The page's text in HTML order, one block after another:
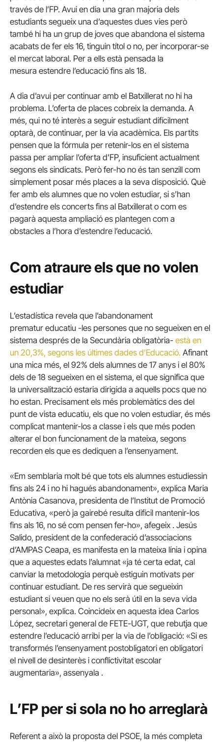
través de l’FP. Avui en dia una gran majoria dels
estudiants segueix una d’aquestes dues vies però
també hi ha un grup de joves que abandona el sistema
acabats de fer els 16, tinguin títol o no, per incorporar-se
el mercat laboral. Per a ells està pensada la
mesura estendre l’educació fins als 18.
A dia d’avui per continuar amb el Batxillerat no hi ha
problema. L’oferta de places cobreix la demanda. A
més, qui no té interès a seguir estudiant difícilment
optarà, de continuar, per la via acadèmica. Els partits
pensen que la fórmula per retenir-los en el sistema
passa per ampliar l’oferta d’FP, insuficient actualment
segons els sindicats. Però fer-ho no és tan senzill com
simplement posar més places a la seva disposició. Què
fer amb els alumnes que no volen estudiar, si s’han
d’estendre els concerts fins al Batxillerat o com es
pagarà aquesta ampliació es plantegen com a
obstacles a l’hora d’estendre l’educació.
Com atraure els que no volen
estudiar
L’estadística revela que l’abandonament
prematur educatiu -les persones que no segueixen en el
sistema després de la Secundària obligatòria- està en
un 20,3%, segons les últimes dades d’Educació. Afinant
una mica més, el 92% dels alumnes de 17 anys i el 80%
dels de 18 segueixen en el sistema, el que significa que
la universalització estaria dirigida a aquells pocs que no
ho estan. Precisament els més problemàtics des del
punt de vista educatiu, els que no volen estudiar, és més
complicat mantenir-los a classe i els que més poden
alterar el bon funcionament de la mateixa, segons
recorden els que es dediquen a l’ensenyament.
«Em semblaria molt bé que tots els alumnes estudiessin
fins als 24 i no hi hagués abandonament», explica Maria
Antònia Casanova, presidenta de l’Institut de Promoció
Educativa, «però ja gairebé resulta difícil mantenir-los
fins als 16, no sé com pensen fer-ho», afegeix . Jesús
Salido, president de la confederació d’associacions
d’AMPAS Ceapa, es manifesta en la mateixa línia i opina
que a aquestes edats l’alumnat «ja té certa edat, cal
canviar la metodologia perquè estiguin motivats per
continuar estudiant. De res servirà que segueixin
estudiant si veuen que no els serà útil en la seva vida
personal», explica. Coincideix en aquesta idea Carlos
López, secretari general de FETE-UGT, que rebutja que
estendre l’educació arribi per la via de l’obligació: «Si es
transformés l’ensenyament postobligatori en obligatori
el nivell de desinterès i conflictivitat escolar
augmentaria», assenyala .
L’FP per si sola no ho arreglarà
Referent a això la proposta del PSOE, la més completa